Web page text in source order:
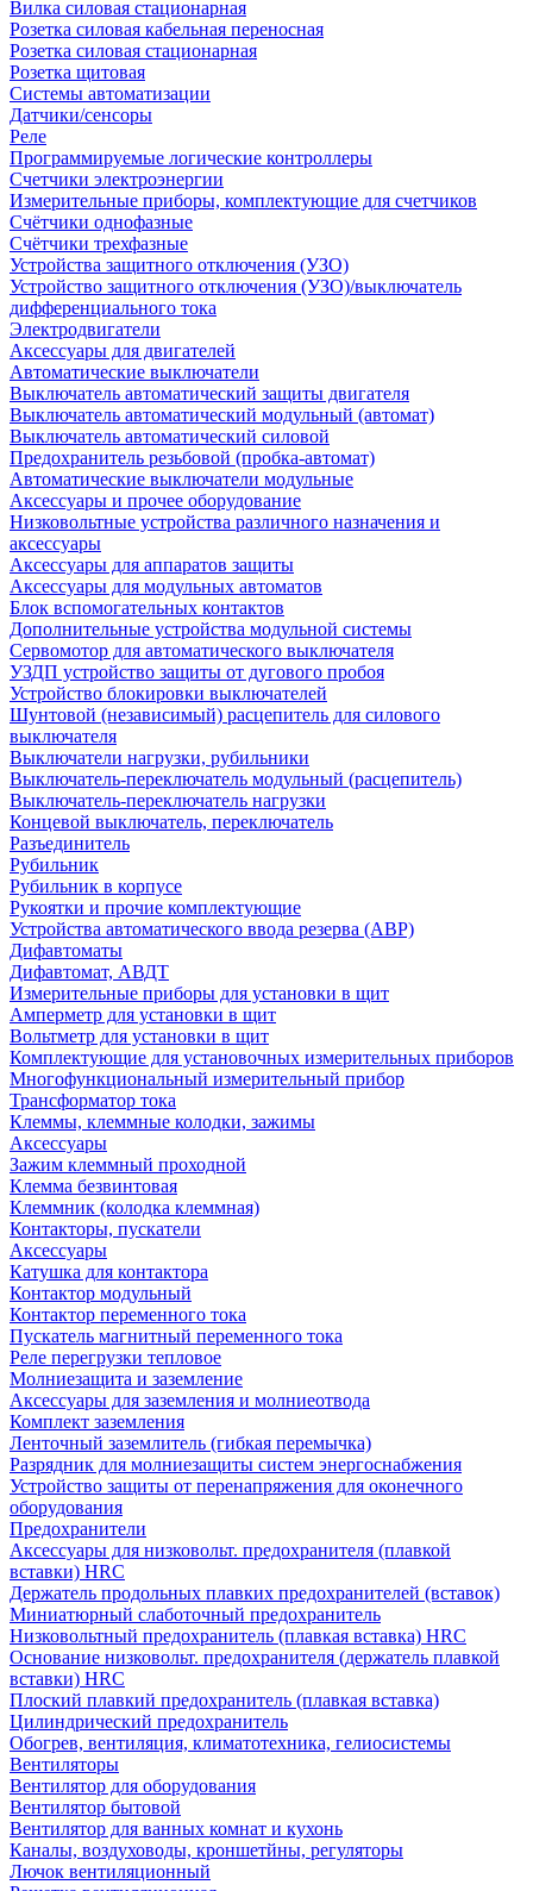
Вилка силовая стационарная
Розетка силовая кабельная переносная
Розетка силовая стационарная
Розетка щитовая
Системы автоматизации
Датчики/сенсоры
Реле
Программируемые логические контроллеры
Счетчики электроэнергии
Измерительные приборы, комплектующие для счетчиков
Счётчики однофазные
Счётчики трехфазные
Устройства защитного отключения (УЗО)
Устройство защитного отключения (УЗО)/выключатель
дифференциального тока
Электродвигатели
Аксессуары для двигателей
Автоматические выключатели
Выключатель автоматический защиты двигателя
Выключатель автоматический модульный (автомат)
Выключатель автоматический силовой
Предохранитель резьбовой (пробка-автомат)
Автоматические выключатели модульные
Аксессуары и прочее оборудование
Низковольтные устройства различного назначения и
аксессуары
Аксессуары для аппаратов защиты
Аксессуары для модульных автоматов
Блок вспомогательных контактов
Дополнительные устройства модульной системы
Сервомотор для автоматического выключателя
УЗДП устройство защиты от дугового пробоя
Устройство блокировки выключателей
Шунтовой (независимый) расцепитель для силового
выключателя
Выключатели нагрузки, рубильники
Выключатель-переключатель модульный (расцепитель)
Выключатель-переключатель нагрузки
Концевой выключатель, переключатель
Разъединитель
Рубильник
Рубильник в корпусе
Рукоятки и прочие комплектующие
Устройства автоматического ввода резерва (АВР)
Дифавтоматы
Дифавтомат, АВДТ
Измерительные приборы для установки в щит
Амперметр для установки в щит
Вольтметр для установки в щит
Комплектующие для установочных измерительных приборов
Многофункциональный измерительный прибор
Трансформатор тока
Клеммы, клеммные колодки, зажимы
Аксессуары
Зажим клеммный проходной
Клемма безвинтовая
Клеммник (колодка клеммная)
Контакторы, пускатели
Аксессуары
Катушка для контактора
Контактор модульный
Контактор переменного тока
Пускатель магнитный переменного тока
Реле перегрузки тепловое
Молниезащита и заземление
Аксессуары для заземления и молниеотвода
Комплект заземления
Ленточный заземлитель (гибкая перемычка)
Разрядник для молниезащиты систем энергоснабжения
Устройство защиты от перенапряжения для оконечного
оборудования
Предохранители
Аксессуары для низковольт. предохранителя (плавкой
вставки) HRC
Держатель продольных плавких предохранителей (вставок)
Миниатюрный слаботочный предохранитель
Низковольтный предохранитель (плавкая вставка) HRC
Основание низковольт. предохранителя (держатель плавкой
вставки) HRC
Плоский плавкий предохранитель (плавкая вставка)
Цилиндрический предохранитель
Обогрев, вентиляция, климатотехника, гелиосистемы
Вентиляторы
Вентилятор для оборудования
Вентилятор бытовой
Вентилятор для ванных комнат и кухонь
Каналы, воздуховоды, кроншетйны, регуляторы
Лючок вентиляционный